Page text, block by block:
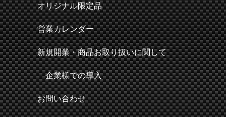
オリジナル限定品
営業カレンダー
新規開業・商品お取り扱いに関して
企業様での導入
お問い合わせ